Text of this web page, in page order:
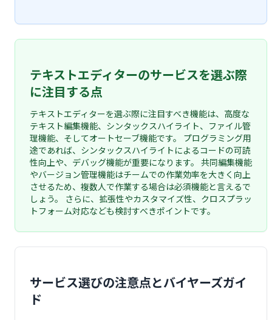
テキストエディターのサービスを選ぶ際
に注目する点
テキストエディターを選ぶ際に注目すべき機能は、高度な
テキスト編集機能、シンタックスハイライト、ファイル管
理機能、そしてオートセーブ機能です。 プログラミング用
途であれば、シンタックスハイライトによるコードの可読
性向上や、デバッグ機能が重要になります。 共同編集機能
やバージョン管理機能はチームでの作業効率を大きく向上
させるため、複数人で作業する場合は必須機能と言えるで
しょう。 さらに、拡張性やカスタマイズ性、クロスプラッ
トフォーム対応なども検討すべきポイントです。
サービス選びの注意点とバイヤーズガイ
ド